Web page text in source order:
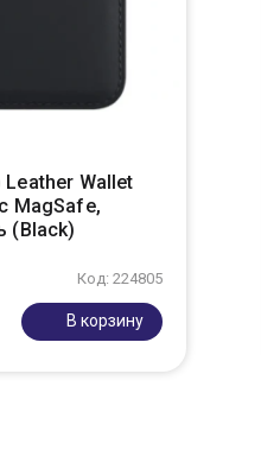
Leather Wallet
MagSafe,
(Black)
Код: 224805
В корзину